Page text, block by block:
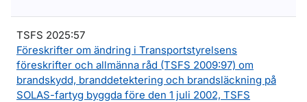
TSFS 2025:57
Föreskrifter om ändring i Transportstyrelsens
föreskrifter och allmänna råd (TSFS 2009:97) om
brandskydd, branddetektering och brandsläckning på
SOLAS-fartyg byggda före den 1 juli 2002, TSFS